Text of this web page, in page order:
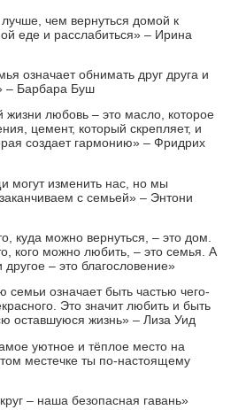
чем вернуться домой к
еде и расслабиться» – Ирина
означает обнимать друг друга и
– Барбара Буш
жизни любовь – это масло, которое
цемент, который скрепляет, и
создает гармонию» – Фридрих
могут изменить нас, но мы
с семьей» – Энтони
куда можно вернуться, – это дом.
кого можно любить, – это семья. А
другое – это благословение»
семьи означает быть частью чего-
Это значит любить и быть
оставшуюся жизнь» – Лиза Уид
уютное и тёплое место на
местечке ты по-настоящему
– наша безопасная гавань»